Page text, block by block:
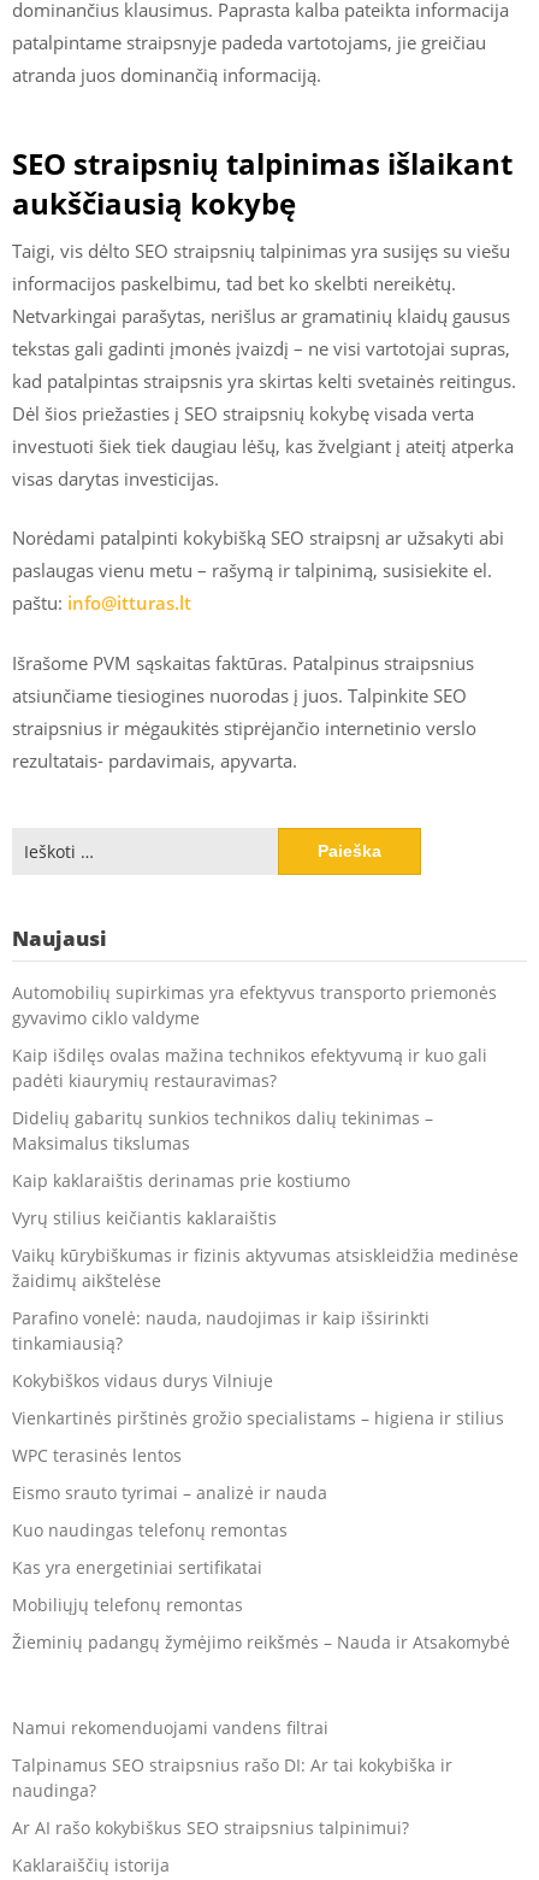
dominančius klausimus. Paprasta kalba pateikta informacija
patalpintame straipsnyje padeda vartotojams, jie greičiau
atranda juos dominančią informaciją.
SEO straipsnių talpinimas išlaikant
aukščiausią kokybę
Taigi, vis dėlto SEO straipsnių talpinimas yra susijęs su viešu
informacijos paskelbimu, tad bet ko skelbti nereikėtų.
Netvarkingai parašytas, nerišlus ar gramatinių klaidų gausus
tekstas gali gadinti įmonės įvaizdį – ne visi vartotojai supras,
kad patalpintas straipsnis yra skirtas kelti svetainės reitingus.
Dėl šios priežasties į SEO straipsnių kokybę visada verta
investuoti šiek tiek daugiau lėšų, kas žvelgiant į ateitį atperka
visas darytas investicijas.
Norėdami patalpinti kokybišką SEO straipsnį ar užsakyti abi
paslaugas vienu metu – rašymą ir talpinimą, susisiekite el.
paštu: info@itturas.lt
Išrašome PVM sąskaitas faktūras. Patalpinus straipsnius
atsiunčiame tiesiogines nuorodas į juos. Talpinkite SEO
straipsnius ir mėgaukitės stiprėjančio internetinio verslo
rezultatais- pardavimais, apyvarta.
Ieškoti:
Naujausi
Automobilių supirkimas yra efektyvus transporto priemonės
gyvavimo ciklo valdyme
Kaip išdilęs ovalas mažina technikos efektyvumą ir kuo gali
padėti kiaurymių restauravimas?
Didelių gabaritų sunkios technikos dalių tekinimas –
Maksimalus tikslumas
Kaip kaklaraištis derinamas prie kostiumo
Vyrų stilius keičiantis kaklaraištis
Vaikų kūrybiškumas ir fizinis aktyvumas atsiskleidžia medinėse
žaidimų aikštelėse
Parafino vonelė: nauda, naudojimas ir kaip išsirinkti
tinkamiausią?
Kokybiškos vidaus durys Vilniuje
Vienkartinės pirštinės grožio specialistams – higiena ir stilius
WPC terasinės lentos
Eismo srauto tyrimai – analizė ir nauda
Kuo naudingas telefonų remontas
Kas yra energetiniai sertifikatai
Mobiliųjų telefonų remontas
Žieminių padangų žymėjimo reikšmės – Nauda ir Atsakomybė
Namui rekomenduojami vandens filtrai
Talpinamus SEO straipsnius rašo DI: Ar tai kokybiška ir
naudinga?
Ar AI rašo kokybiškus SEO straipsnius talpinimui?
Kaklaraiščių istorija